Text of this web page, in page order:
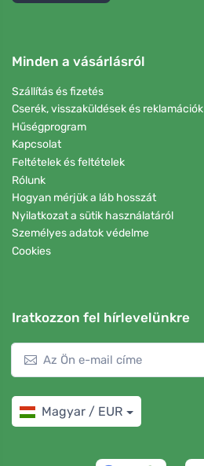
Minden a vásárlásról
Szállítás és fizetés
Cserék, visszaküldések és reklamációk
Hűségprogram
Kapcsolat
Feltételek és feltételek
Rólunk
Hogyan mérjük a láb hosszát
Nyilatkozat a sütik használatáról
Személyes adatok védelme
Cookies
Iratkozzon fel hírlevelünkre
Magyar / EUR